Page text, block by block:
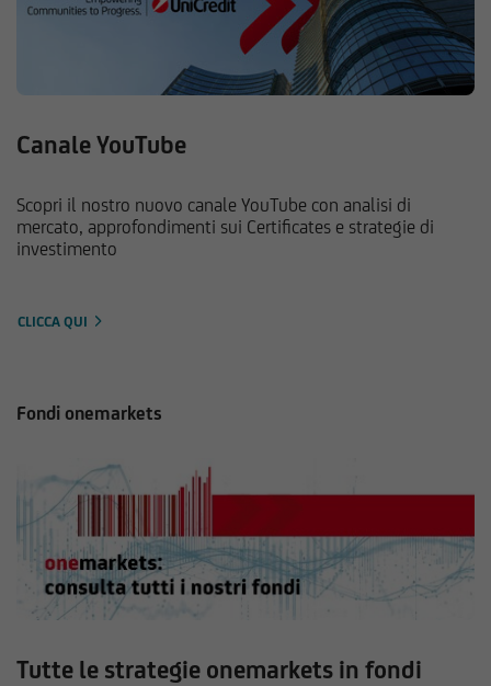
Canale YouTube
Scopri il nostro nuovo canale YouTube con analisi di
mercato, approfondimenti sui Certificates e strategie di
investimento
CLICCA QUI
Fondi onemarkets
Tutte le strategie onemarkets in fondi